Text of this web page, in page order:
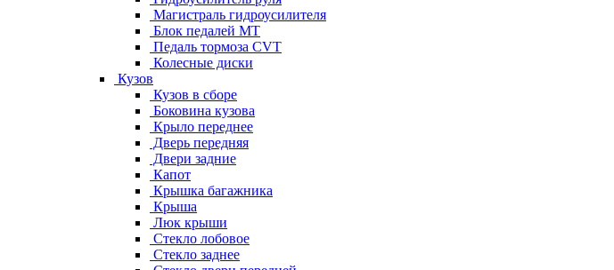
Магистраль гидроусилителя
Блок педалей МТ
Педаль тормоза CVT
Колесные диски
Кузов
Кузов в сборе
Боковина кузова
Крыло переднее
Дверь передняя
Двери задние
Капот
Крышка багажника
Крыша
Люк крыши
Стекло лобовое
Стекло заднее